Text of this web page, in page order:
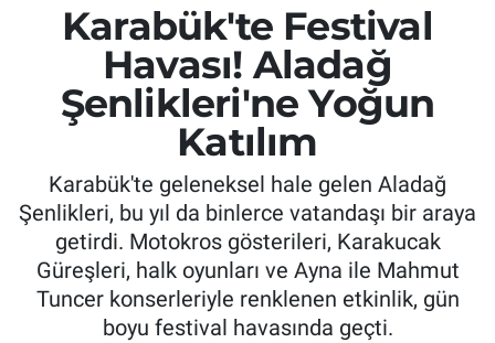
Karabük'te Festival
Havası! Aladağ
Şenlikleri'ne Yoğun
Katılım
Karabük'te geleneksel hale gelen Aladağ
Şenlikleri, bu yıl da binlerce vatandaşı bir araya
getirdi. Motokros gösterileri, Karakucak
Güreşleri, halk oyunları ve Ayna ile Mahmut
Tuncer konserleriyle renklenen etkinlik, gün
boyu festival havasında geçti.